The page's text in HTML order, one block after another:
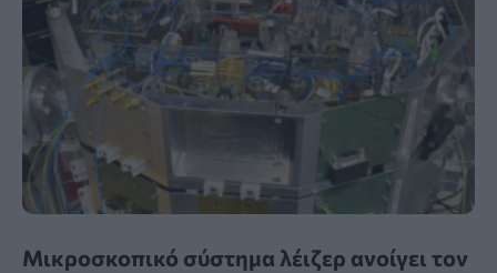
Μικροσκοπικό σύστημα λέιζερ ανοίγει τον